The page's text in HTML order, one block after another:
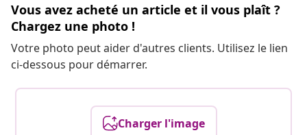
Vous avez acheté un article et il vous plaît ?
Chargez une photo !
Votre photo peut aider d'autres clients. Utilisez le lien
ci-dessous pour démarrer.
Charger l'image